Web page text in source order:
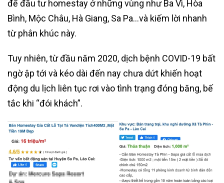
để đầu tư homestay ở những vùng như Ba Vì, Hòa
Bình, Mộc Châu, Hà Giang, Sa Pa…và kiếm lời nhanh
từ phân khúc này.
Tuy nhiên, từ đầu năm 2020, dịch bệnh COVID-19 bất
ngờ ập tới và kéo dài đến nay chưa dứt khiến hoạt
động du lịch liên tục rơi vào tình trạng đóng băng, bế
tắc khi “đói khách”.